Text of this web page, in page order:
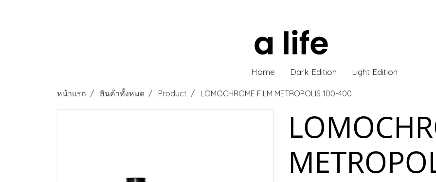
Home Dark Edition Light Edition
หน้าแรก สินค้าทั้งหมด Product LOMOCHROME FILM METROPOLIS 100-400